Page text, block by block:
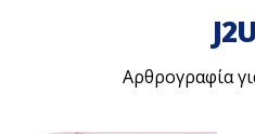
Αρθρογραφία